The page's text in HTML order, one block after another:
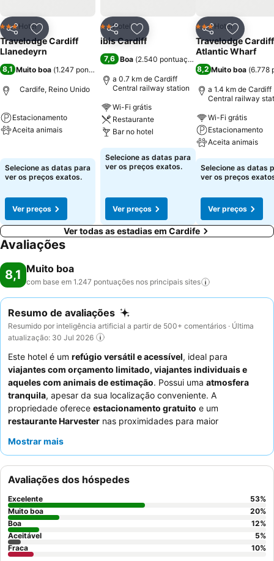
PartilharAdicionar aos favoritos
3 Estrelas
Hotel
Travelodge Cardiff
Llanedeyrn
8,1 Muito boa (1.247 pontuações
Cardife, Reino Unido
Estacionamento
Aceita animais
Selecione as datas para
ver os preços exatos.
Ver preços
PartilharAdicionar aos favoritos
2 Estrelas
Hotel
ibis Cardiff
7,6 Boa (2.540 pontuações
a 0.7 km de Cardiff
Central railway station
Wi-Fi grátis
Restaurante
Bar no hotel
Ver preços
Selecione as datas para
ver os preços exatos.
Ver preços
Partilhar
3 Estrelas
Hotel
Travelodge Cardiff
Atlantic Wharf
8,2 Muito boa (6.778
a 1.4 km de Cardiff
Central railway
Wi-Fi grátis
Estacionamento
Aceita animais
Ver preços
Selecione as datas
ver os preços
Ver preços
Ver todas as estadias em Cardife
Avaliações
8,1 Muito boa
com base em 1.247 pontuações nos principais sites
Resumo de avaliações
Resumido por inteligência artificial a partir de 500+ comentários · Última
atualização: 30 Jul 2026
Este hotel é um refúgio versátil e acessível, ideal para
viajantes com orçamento limitado, viajantes individuais e
aqueles com animais de estimação. Possui uma atmosfera
tranquila, apesar da sua localização conveniente. A
propriedade oferece estacionamento gratuito e um
restaurante Harvester nas proximidades para maior
e o serviço excecionais
podem solicitar um quarto virado para o lado oposto à estrada.
Mostrar mais
Avaliações dos hóspedes
Excelente 53%
Muito boa
20%
Boa
12%
Aceitável
5%
Fraca
10%